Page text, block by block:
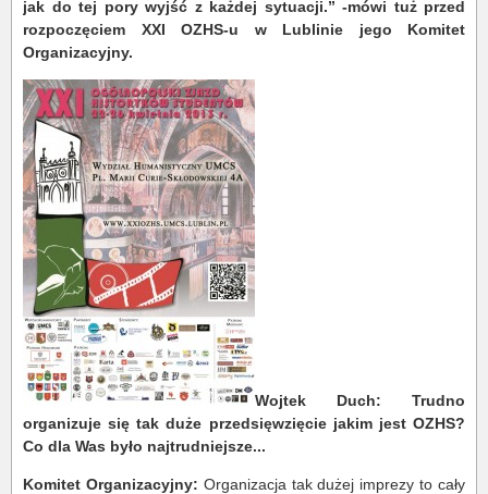
jak do tej pory wyjść z każdej sytuacji.” -mówi tuż przed
rozpoczęciem XXI OZHS-u w Lublinie jego Komitet
Organizacyjny.
Wojtek Duch: Trudno
organizuje się tak duże przedsięwzięcie jakim jest OZHS?
Co dla Was było najtrudniejsze...
Komitet Organizacyjny: Organizacja tak dużej imprezy to cały